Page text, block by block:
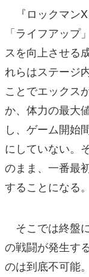
『ロックマン
「ライフアップ
スを向上させる
れらはステージ
ことでエックス
か、体力の最大
し、ゲーム開始
にしていない。
のまま、一番最
することになる。
そこでは終盤
の戦闘が発生す
のは到底不可能